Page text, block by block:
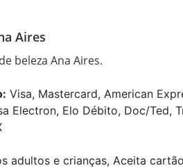
Aires
beleza Ana Aires.
Visa, Mastercard, American
Electron, Elo Débito, Doc/Ted,
adultos e crianças, Aceita